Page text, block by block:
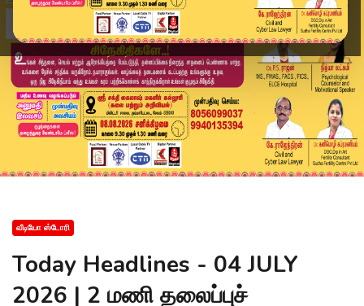
வீடியோ ஸ்டோரி
Today Headlines - 04 JULY
2026 | 2 மணி தலைப்புச்